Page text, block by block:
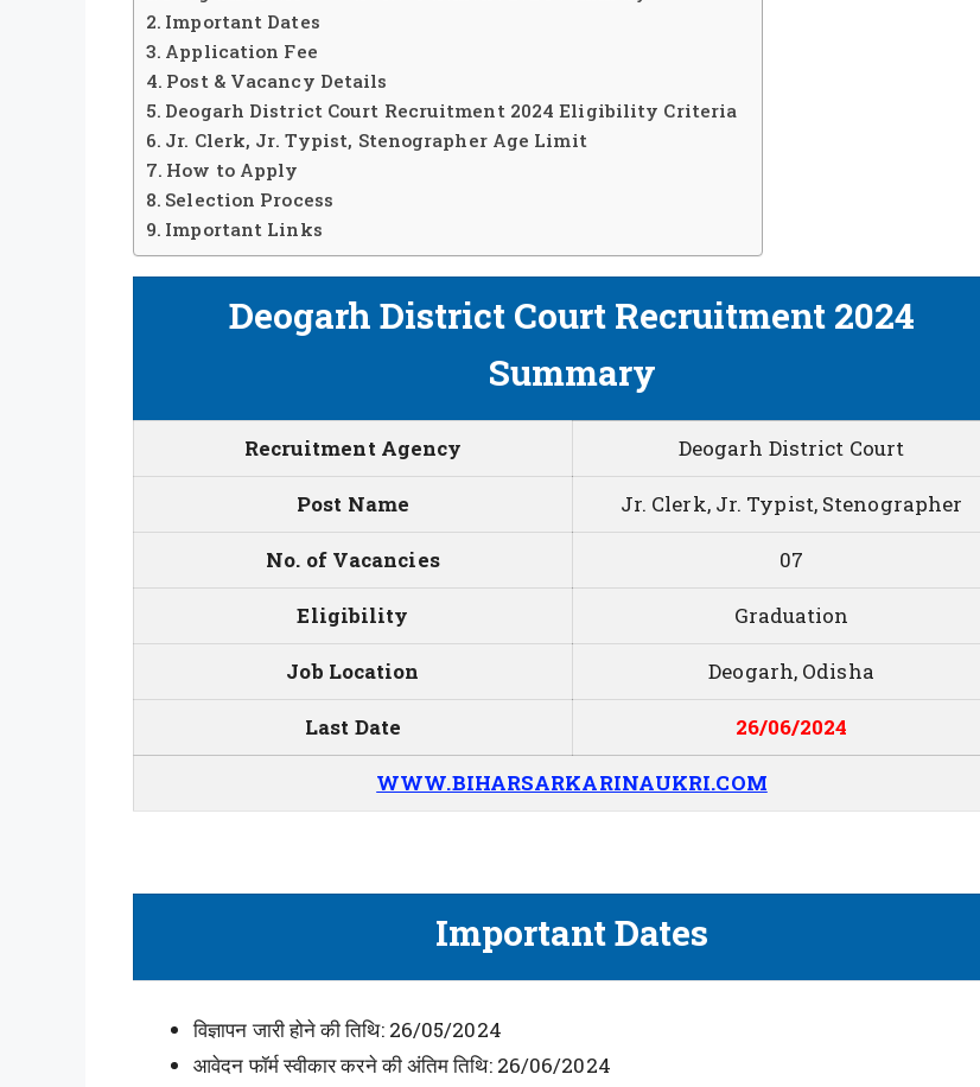
Important Dates
Application Fee
Post & Vacancy Details
Deogarh District Court Recruitment 2024 Eligibility Criteria
Jr. Clerk, Jr. Typist, Stenographer Age Limit
How to Apply
Selection Process
Important Links
Deogarh District Court Recruitment 2024
Summary
Recruitment Agency Deogarh District Court
Post Name Jr. Clerk, Jr. Typist, Stenographer
No. of Vacancies 07
Eligibility Graduation
Job Location Deogarh, Odisha
Last Date 26/06/2024
WWW.BIHARSARKARINAUKRI.COM
Important Dates
विज्ञापन जारी होने की तिथि: 26/05/2024
आवेदन फॉर्म स्वीकार करने की अंतिम तिथि: 26/06/2024